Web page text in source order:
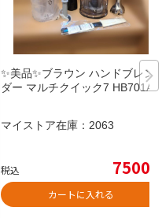
✨美品✨ブラウン ハンドブレン
ダー マルチクイック7 HB701AJ
マイストア在庫： 2063
税込 7500
カートに入れる